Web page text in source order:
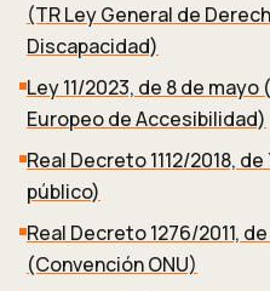
(TR Ley General de
Discapacidad)
Ley 11/2023, de 8 de
Europeo de Accesibilidad)
Real Decreto 1112/2018,
público)
Real Decreto 1276/2011,
(Convención ONU)